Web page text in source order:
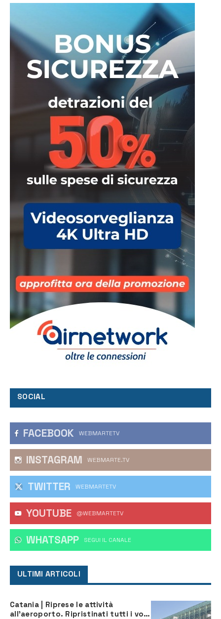
SOCIAL
FACEBOOK WEBMARTETV
INSTAGRAM WEBMARTE.TV
TWITTER WEBMARTETV
YOUTUBE @WEBMARTETV
WHATSAPP ‎SEGUI IL CANALE
ULTIMI ARTICOLI
Catania | Riprese le attività
all’aeroporto. Ripristinati tutti i voli